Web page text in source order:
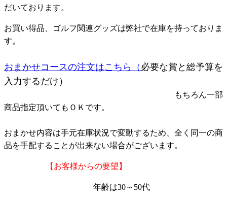
だいております。
お買い得品、ゴルフ関連グッズは弊社で在庫を持っておりま
す。
おまかせコースの注文はこちら（ 必要な賞と総予算を
入力するだけ）
もちろん一部
商品指定頂いてもＯＫです。
おまかせ内容は手元在庫状況で変動するため、全く同一の商
品を手配することが出来ない場合がございます。
【お客様からの要望】
年齢は30～50代